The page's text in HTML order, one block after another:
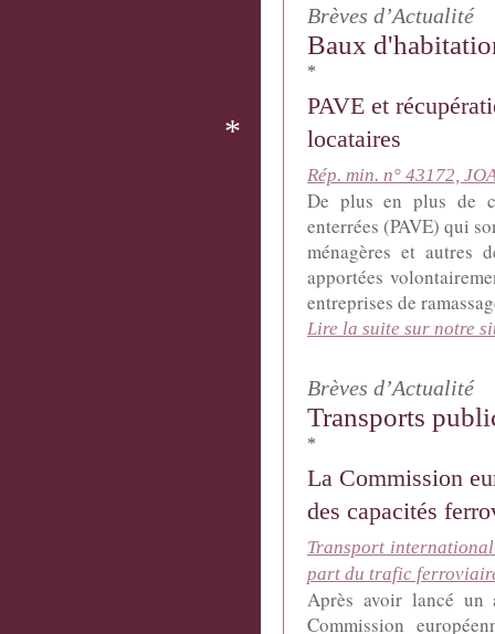
*
Brèves d’Actualité
Baux
*
PAVE et
locataires
Rép. min. n° 43172,
De plus en plus de
enterrées (PAVE) qui
ménagères et autres
apportées
entreprises de
Lire la suite sur notre
Brèves d’Actualité
Transports
*
La Commission
des capacités
Transport
part du trafic
Après avoir lancé
Commission